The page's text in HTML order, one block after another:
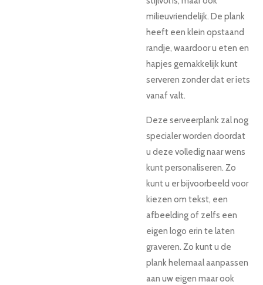
milieuvriendelijk. De plank
heeft een klein opstaand
randje, waardoor u eten en
hapjes gemakkelijk kunt
serveren zonder dat er iets
vanaf valt.
Deze serveerplank zal nog
specialer worden doordat
u deze volledig naar wens
kunt personaliseren. Zo
kunt u er bijvoorbeeld voor
kiezen om tekst, een
afbeelding of zelfs een
eigen logo erin te laten
graveren. Zo kunt u de
plank helemaal aanpassen
aan uw eigen maar ook